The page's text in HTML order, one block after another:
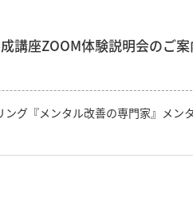
講座ZOOM体験説明会のご
ング『メンタル改善の専門家』メ